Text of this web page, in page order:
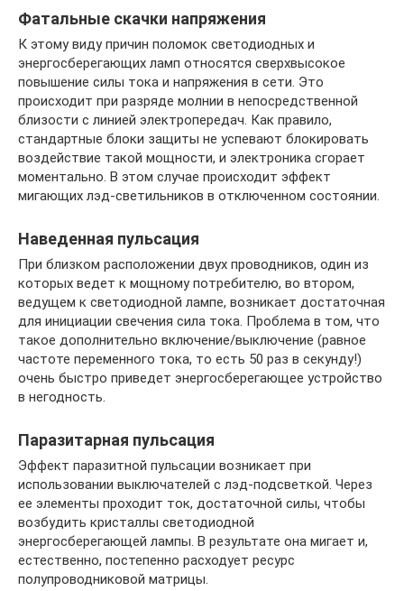
Фатальные скачки напряжения
К этому виду причин поломок светодиодных и
энергосберегающих ламп относятся сверхвысокое
повышение силы тока и напряжения в сети. Это
происходит при разряде молнии в непосредственной
близости с линией электропередач. Как правило,
стандартные блоки защиты не успевают блокировать
воздействие такой мощности, и электроника сгорает
моментально. В этом случае происходит эффект
мигающих лэд-светильников в отключенном состоянии.
Наведенная пульсация
При близком расположении двух проводников, один из
которых ведет к мощному потребителю, во втором,
ведущем к светодиодной лампе, возникает достаточная
для инициации свечения сила тока. Проблема в том, что
такое дополнительно включение/выключение (равное
частоте переменного тока, то есть 50 раз в секунду!)
очень быстро приведет энергосберегающее устройство
в негодность.
Паразитарная пульсация
Эффект паразитной пульсации возникает при
использовании выключателей с лэд-подсветкой. Через
ее элементы проходит ток, достаточной силы, чтобы
возбудить кристаллы светодиодной
энергосберегающей лампы. В результате она мигает и,
естественно, постепенно расходует ресурс
полупроводниковой матрицы.